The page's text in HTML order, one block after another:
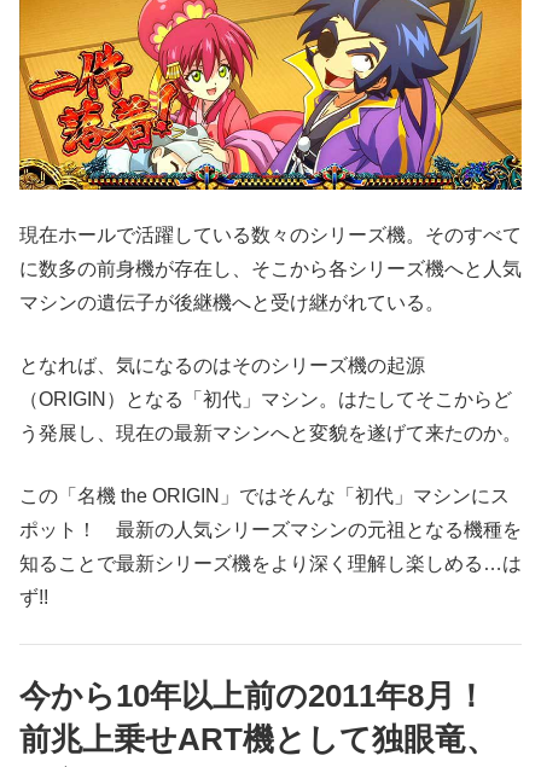
現在ホールで活躍している数々のシリーズ機。そのすべて
に数多の前身機が存在し、そこから各シリーズ機へと人気
マシンの遺伝子が後継機へと受け継がれている。
となれば、気になるのはそのシリーズ機の起源
（ORIGIN）となる「初代」マシン。はたしてそこからど
う発展し、現在の最新マシンへと変貌を遂げて来たのか。
この「名機 the ORIGIN」ではそんな「初代」マシンにス
ポット！ 最新の人気シリーズマシンの元祖となる機種を
知ることで最新シリーズ機をより深く理解し楽しめる…は
ず!!
今から10年以上前の2011年8月！
前兆上乗せART機として独眼竜、